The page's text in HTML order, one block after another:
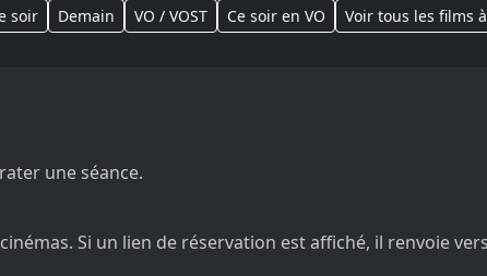
soir Demain VO / VOST Ce soir en VO Voir tous les films
une séance.
Si un lien de réservation est affiché, il renvoie